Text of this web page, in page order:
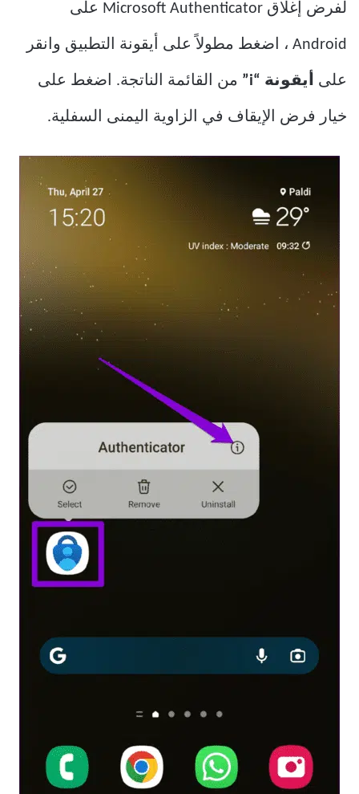
لفرض إغلاق Microsoft Authenticator على
Android ، اضغط مطولاً على أيقونة التطبيق وانقر
على أيقونة “i” من القائمة الناتجة. اضغط على
خيار فرض الإيقاف في الزاوية اليمنى السفلية.